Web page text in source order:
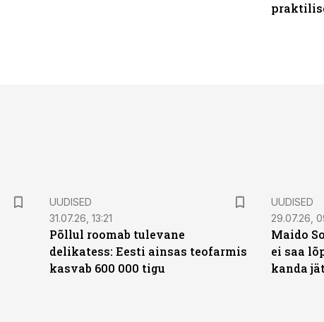
UUDISED
31.07.26, 13:21
Põllul roomab tulevane
delikatess: Eesti ainsas teofarmis
kasvab 600 000 tigu
UUDISED
29.07.26,
Maido
ei saa
kanda